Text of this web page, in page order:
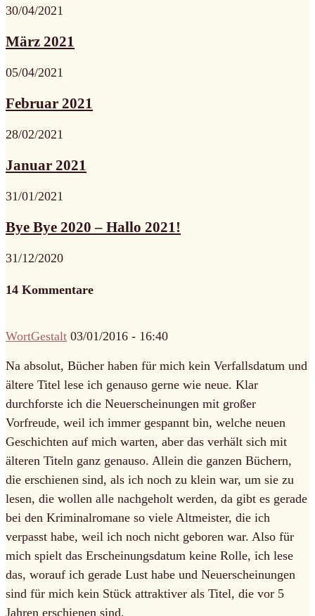
30/04/2021
März 2021
05/04/2021
Februar 2021
28/02/2021
Januar 2021
31/01/2021
Bye Bye 2020 – Hallo 2021!
31/12/2020
14 Kommentare
WortGestalt 03/01/2016 - 16:40
Na absolut, Bücher haben für mich kein Verfallsdatum und
ältere Titel lese ich genauso gerne wie neue. Klar
durchforste ich die Neuerscheinungen mit großer
Vorfreude, weil ich immer gespannt bin, welche neuen
Geschichten auf mich warten, aber das verhält sich mit
älteren Titeln ganz genauso. Allein die ganzen Büchern,
die erschienen sind, als ich noch zu klein war, um sie zu
lesen, die wollen alle nachgeholt werden, da gibt es gerade
bei den Kriminalromane so viele Altmeister, die ich
verpasst habe, weil ich noch nicht geboren war. Also für
mich spielt das Erscheinungsdatum keine Rolle, ich lese
das, worauf ich gerade Lust habe und Neuerscheinungen
sind für mich kein Stück attraktiver als Titel, die vor 5
Jahren erschienen sind.